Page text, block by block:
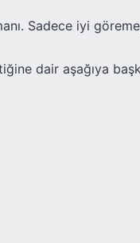
Sadece iyi
dair aşağıya